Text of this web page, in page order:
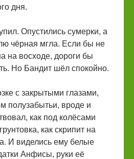
дня.
Опустились сумерки, а
чёрная мгла. Если бы не
на восходе, дороги бы
Но Бандит шёл спокойно.
с закрытыми глазами,
полузабытьи, вроде и
как под колёсами
как скрипит на
И виделись ему белые
Анфисы, руки её